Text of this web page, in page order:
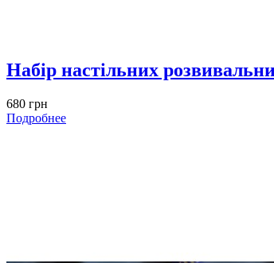
Набір настільних
680 грн
Подробнее